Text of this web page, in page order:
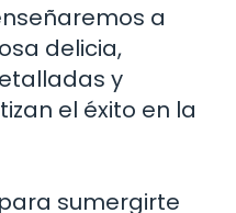
a
delicia,
y
el éxito en la
sumergirte